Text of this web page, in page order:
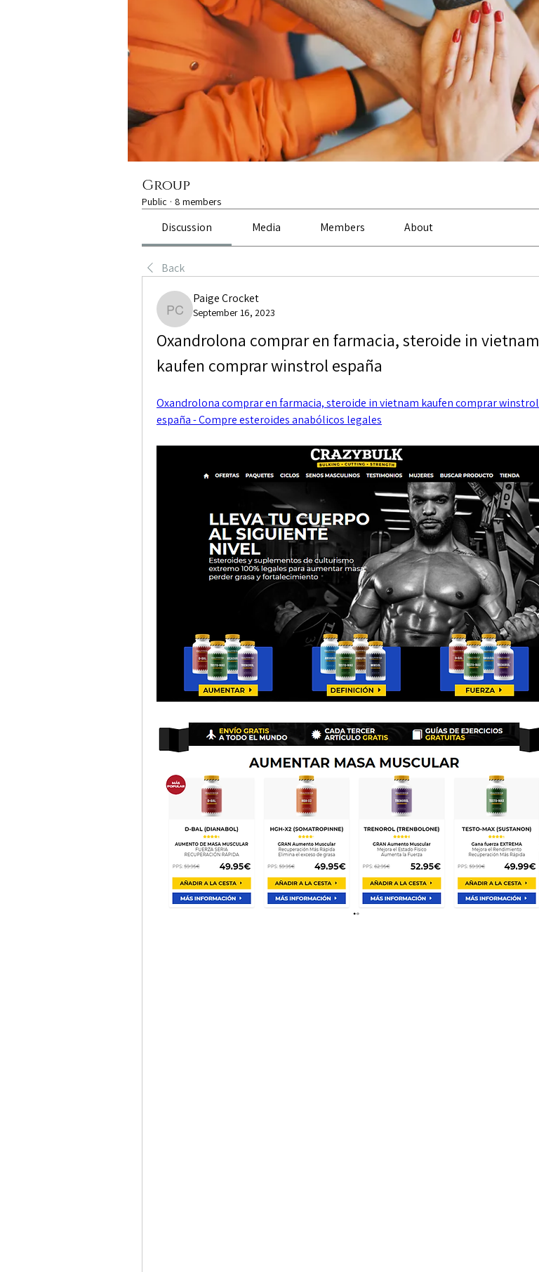
Group
Public · 8 members
Discussion Media Members About
Back
Paige Crocket
Paige Crocket
September 16, 2023
Oxandrolona comprar en farmacia, steroide in vietnam
kaufen comprar winstrol españa
Oxandrolona comprar en farmacia, steroide in vietnam kaufen comprar winstrol
españa - Compre esteroides anabólicos legales